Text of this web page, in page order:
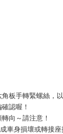
板手轉緊螺絲，
認喔！
向～請注意！
身損壞或轉接座